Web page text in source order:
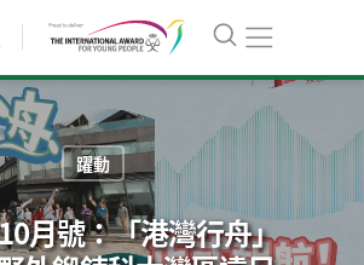
躍動
月號：「港灣行舟」